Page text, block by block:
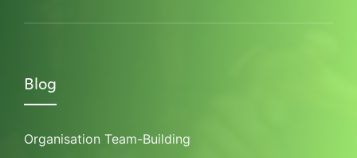
Blog
Organisation Team-Building